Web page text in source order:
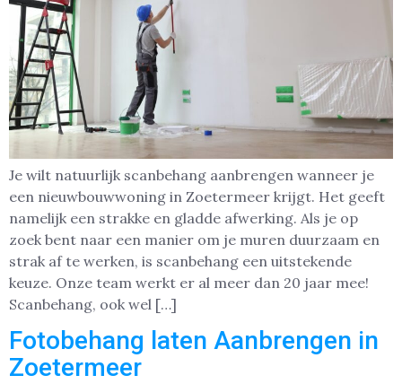
Je wilt natuurlijk scanbehang aanbrengen wanneer je
een nieuwbouwwoning in Zoetermeer krijgt. Het geeft
namelijk een strakke en gladde afwerking. Als je op
zoek bent naar een manier om je muren duurzaam en
strak af te werken, is scanbehang een uitstekende
keuze. Onze team werkt er al meer dan 20 jaar mee!
Scanbehang, ook wel […]
Fotobehang laten Aanbrengen in
Zoetermeer